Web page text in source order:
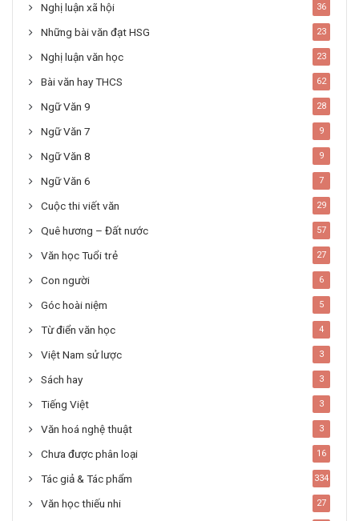
Nghị luận xã hội 36
Những bài văn đạt HSG 23
Nghị luận văn học 23
Bài văn hay THCS 62
Ngữ Văn 9 28
Ngữ Văn 7 9
Ngữ Văn 8 9
Ngữ Văn 6 7
Cuộc thi viết văn 29
Quê hương – Đất nước 57
Văn học Tuổi trẻ 27
Con người 6
Góc hoài niệm 5
Từ điển văn học 4
Việt Nam sử lược 3
Sách hay 3
Tiếng Việt 3
Văn hoá nghệ thuật 3
Chưa được phân loại 16
Tác giả & Tác phẩm 334
Văn học thiếu nhi 27